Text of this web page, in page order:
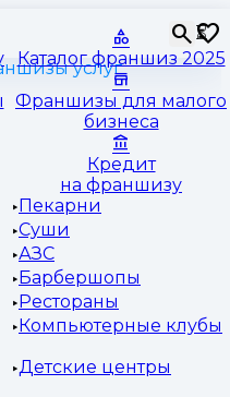
⏳
Каталог франшиз 2025
Франшизы для малого
бизнеса
Кредит
на франшизу
Пекарни
Суши
АЗС
Барбершопы
Рестораны
Компьютерные клубы
Детские центры
услуг